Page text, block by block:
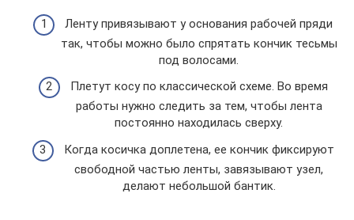
Ленту привязывают у основания рабочей пряди
так, чтобы можно было спрятать кончик тесьмы
под волосами.
Плетут косу по классической схеме. Во время
работы нужно следить за тем, чтобы лента
постоянно находилась сверху.
Когда косичка доплетена, ее кончик фиксируют
свободной частью ленты, завязывают узел,
делают небольшой бантик.